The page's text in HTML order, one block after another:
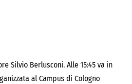
Silvio Berlusconi. Alle 15:45 va in
al Campus di Cologno